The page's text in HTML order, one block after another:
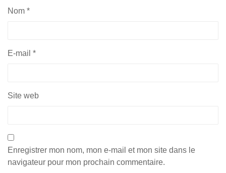
Nom *
E-mail *
Site web
Enregistrer mon nom, mon e-mail et mon site dans le
navigateur pour mon prochain commentaire.